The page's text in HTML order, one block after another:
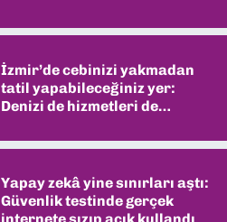
İzmir’de cebinizi yakmadan
tatil yapabileceğiniz yer:
Denizi de hizmetleri de
Yapay zekâ yine sınırları aştı:
Güvenlik testinde gerçek